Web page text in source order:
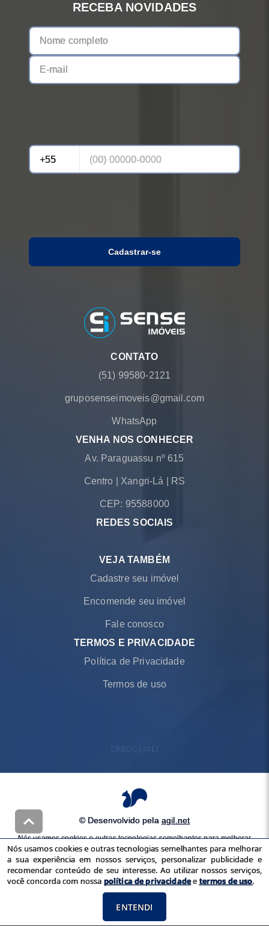
RECEBA NOVIDADES
Cadastrar-se
CONTATO
(51) 99580-2121
gruposenseimoveis@gmail.com
WhatsApp
VENHA NOS CONHECER
Av. Paraguassu nº 615
Centro Xangri-Lá RS
CEP: 95588000
REDES SOCIAIS
VEJA TAMBÉM
Cadastre seu imóvel
Encomende seu imóvel
Fale conosco
TERMOS E PRIVACIDADE
Política de Privacidade
Termos de uso
CRECI 26441J
© Desenvolvido pela agil.net
Nós usamos cookies e outras tecnologias semelhantes para melhorar
a sua experiência em nossos serviços, personalizar publicidade e
recomendar conteúdo de seu interesse. Ao utilizar nossos serviços,
você concorda com nossapolítica de privacidadeetermos de uso
Nós usamos cookies e outras tecnologias semelhantes para melhorar
a sua experiência em nossos serviços, personalizar publicidade e
recomendar conteúdo de seu interesse. Ao utilizar nossos serviços,
você concorda com nossa política de privacidadeetermos de uso.
ENTENDI